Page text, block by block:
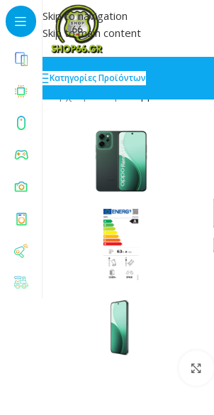
Skip to navigation
Skip to main content
Κατηγορίες Προϊόντων